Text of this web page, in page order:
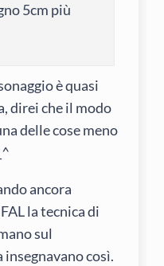
5cm più
è quasi
direi che il modo
delle cose meno
ancora
la tecnica di
sul
insegnavano così.